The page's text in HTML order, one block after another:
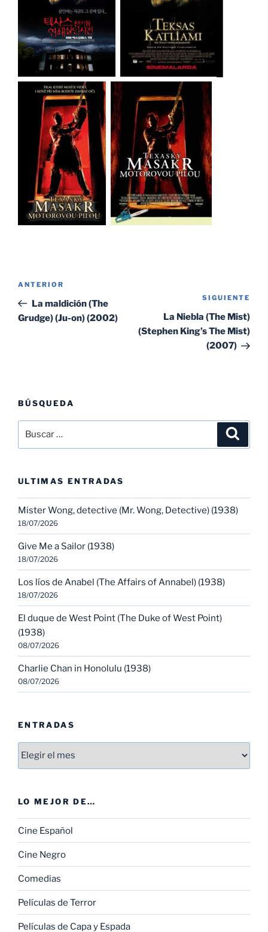
entradas
Entrada
anterior:
ANTERIOR
La maldición (The
Grudge) (Ju-on) (2002)
SIGUIENTE
La Niebla (The Mist)
(Stephen King’s The Mist)
(2007)
BÚSQUEDA
por:
ULTIMAS ENTRADAS
Mister Wong, detective (Mr. Wong, Detective) (1938)
18/07/2026
Give Me a Sailor (1938)
18/07/2026
Los líos de Anabel (The Affairs of Annabel) (1938)
18/07/2026
El duque de West Point (The Duke of West Point)
(1938)
08/07/2026
Charlie Chan in Honolulu (1938)
08/07/2026
ENTRADAS
Entradas
LO MEJOR DE…
Cine Español
Cine Negro
Comedias
Películas de Terror
Películas de Capa y Espada